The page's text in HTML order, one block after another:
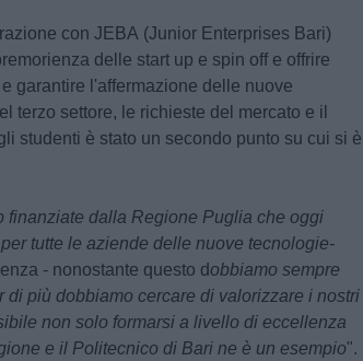
con JEBA (Junior Enterprises Bari)
delle start up e spin off e offrire
garantire l'affermazione delle nuove
terzo settore, le richieste del mercato e il
studenti è stato un secondo punto su cui si è
finanziate dalla Regione Puglia che oggi
tutte le aziende delle nuove tecnologie-
- nonostante questo dobbiamo sempre
più dobbiamo cercare di valorizzare i nostri
non solo formarsi a livello di eccellenza
e il Politecnico di Bari ne è un esempio".